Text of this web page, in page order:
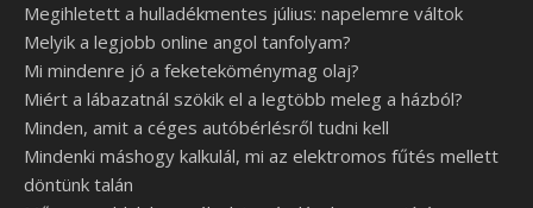
Megihletett a hulladékmentes július: napelemre váltok
Melyik a legjobb online angol tanfolyam?
Mi mindenre jó a feketeköménymag olaj?
Miért a lábazatnál szökik el a legtöbb meleg a házból?
Minden, amit a céges autóbérlésről tudni kell
Mindenki máshogy kalkulál, mi az elektromos fűtés mellett
döntünk talán